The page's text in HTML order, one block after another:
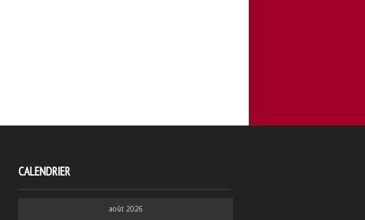
CALENDRIER
août 2026